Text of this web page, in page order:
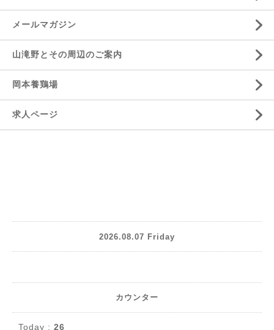
メールマガジン
山滝野とその周辺のご案内
岡本養鶏場
求人ページ
2026.08.07 Friday
カウンター
Today : 26